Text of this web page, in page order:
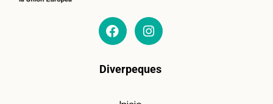
Diverpeques